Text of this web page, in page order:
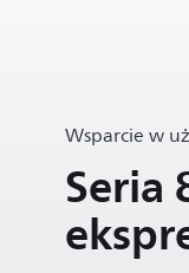
Wsparcie w
Seria